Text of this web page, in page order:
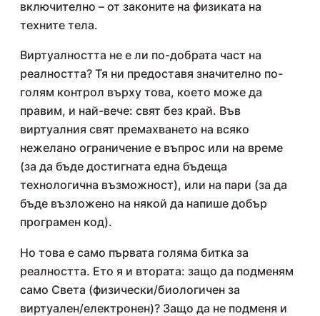
включително – от законите на физиката на
техните тела.
Виртуалността не е ли по-добрата част на
реалността? Тя ни предоставя значително по-
голям контрол върху това, което може да
правим, и най-вече: свят без край. Във
виртуалния свят премахването на всяко
нежелано ограничение е въпрос или на време
(за да бъде достигната една бъдеща
технологична възможност), или на пари (за да
бъде възложено на някой да напише добър
програмен код).
Но това е само първата голяма битка за
реалността. Ето я и втората: защо да подменям
само Света (физически/биологичен за
виртуален/електронен)? Защо да не подменя и